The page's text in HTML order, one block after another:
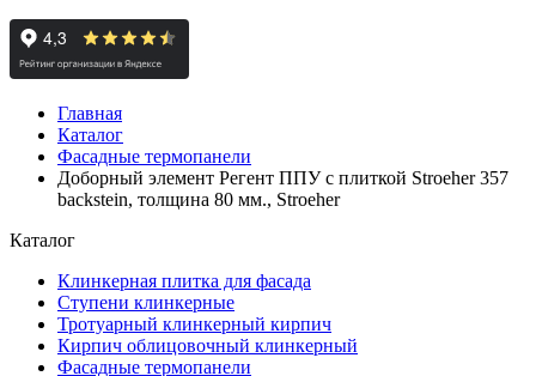
Главная
Каталог
Фасадные термопанели
Доборный элемент Регент ППУ с плиткой Stroeher 357
backstein, толщина 80 мм., Stroeher
Каталог
Клинкерная плитка для фасада
Ступени клинкерные
Тротуарный клинкерный кирпич
Кирпич облицовочный клинкерный
Фасадные термопанели